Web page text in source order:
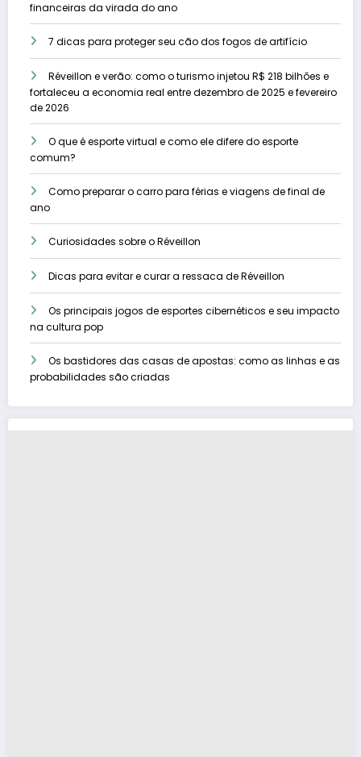
financeiras da virada do ano
7 dicas para proteger seu cão dos fogos de artifício
Réveillon e verão: como o turismo injetou R$ 218 bilhões e
fortaleceu a economia real entre dezembro de 2025 e fevereiro
de 2026
O que é esporte virtual e como ele difere do esporte
comum?
Como preparar o carro para férias e viagens de final de
ano
Curiosidades sobre o Réveillon
Dicas para evitar e curar a ressaca de Réveillon
Os principais jogos de esportes cibernéticos e seu impacto
na cultura pop
Os bastidores das casas de apostas: como as linhas e as
probabilidades são criadas